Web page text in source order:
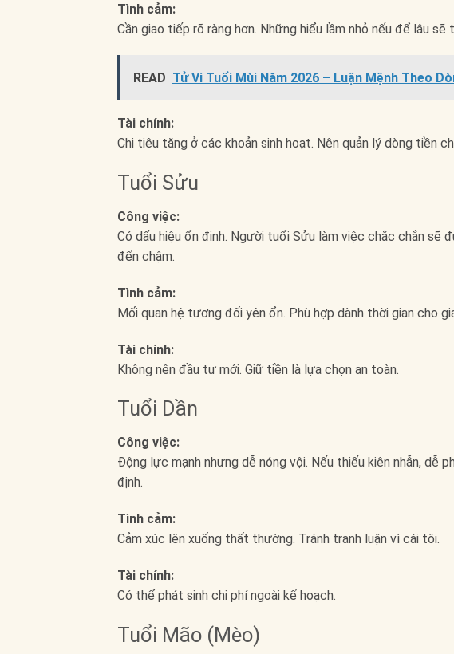
Tình cảm:
Cần giao tiếp rõ ràng hơn. Những hiểu lầm nhỏ nếu để lâu sẽ
READ Tử Vi Tuổi Mùi Năm 2026 – Luận Mệnh Theo
Tài chính:
Chi tiêu tăng ở các khoản sinh hoạt. Nên quản lý dòng tiền
Tuổi Sửu
Công việc:
Có dấu hiệu ổn định. Người tuổi Sửu làm việc chắc chắn
đến chậm.
Tình cảm:
Mối quan hệ tương đối yên ổn. Phù hợp dành thời gian cho
Tài chính:
Không nên đầu tư mới. Giữ tiền là lựa chọn an toàn.
Tuổi Dần
Công việc:
Động lực mạnh nhưng dễ nóng vội. Nếu thiếu kiên nhẫn, dễ
định.
Tình cảm:
Cảm xúc lên xuống thất thường. Tránh tranh luận vì cái tôi.
Tài chính:
Có thể phát sinh chi phí ngoài kế hoạch.
Tuổi Mão (Mèo)